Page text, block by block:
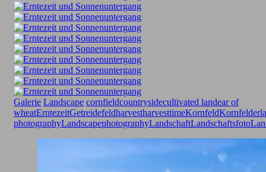
Galerie Landscape cornfieldcountrysidecultivated landear of
wheatErntezeitGetreidefeldharvestharvesttimeKornfeldKornfelder
photographyLandscapephotographyLandschaftLandschaftsfoto